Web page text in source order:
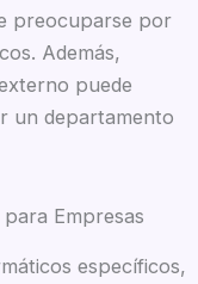
preocuparse por
Además,
puede
un departamento
Empresas
específicos,